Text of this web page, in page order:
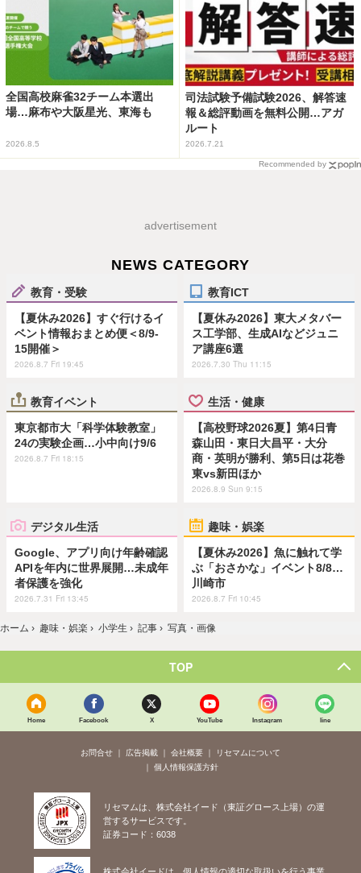
全国高校麻雀32チーム本選出
場…麻布や大阪星光、東海も
2026.8.5
司法試験予備試験2026、解答速
報＆総評動画を無料公開…アガ
ルート
2026.7.21
Recommended by
advertisement
NEWS CATEGORY
教育・受験
【夏休み2026】すぐ行けるイ
ベント情報おまとめ便＜8/9-
15開催＞
2026.8.7 Fri 19:45
教育ICT
【夏休み2026】東大メタバー
ス工学部、生成AIなどジュニ
ア講座6選
2026.7.30 Thu 11:15
教育イベント
東京都市大「科学体験教室」
24の実験企画…小中向け9/6
2026.8.7 Fri 18:15
生活・健康
【高校野球2026夏】第4日青
森山田・東日大昌平・大分
商・英明が勝利、第5日は花巻
東vs新田ほか
2026.8.9 Sun 9:15
デジタル生活
Google、アプリ向け年齢確認
APIを年内に世界展開…未成年
者保護を強化
2026.7.31 Fri 13:45
趣味・娯楽
【夏休み2026】魚に触れて学
ぶ「おさかな」イベント8/8…
川崎市
2026.8.7 Fri 10:45
ホーム › 趣味・娯楽 › 小学生 › 記事 › 写真・画像
TOP
Home Facebook X YouTube Instagram line
お問合せ 広告掲載 会社概要
リセマムについて
個人情報保護方針
リセマムは、株式会社イード（東証グロース上場）の運
営するサービスです。
証券コード：6038